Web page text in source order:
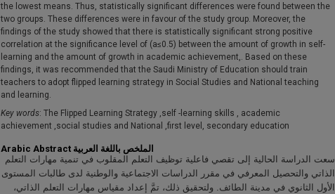
the lowest means. Thus, statistically significant differences were found between the
two groups. These differences were in favour of the study group. Moreover, the
findings of the study showed that there is statistically significant strong positive
correlation at the significance level of (a≤0.5) between the amount of growth in self-
learning and the amount of growth in academic achievement,. Based on these
findings, it was recommended that the Saudi Ministry of Education should train
teachers to adopt flipped learning strategy in Social Studies and National teaching
and learning.
Key words: The Flipped Learning Strategy ,self -learning skills , academic
achievement ,social studies and National ,first level, secondary education
Arabic Abstract الملخص باللغة العربية
سعت الدراسة الحالية إلى تقصي فاعلية توظيف التعلم المقلوب في تنمية مهارات التعلم
الذاتي والتحصيل المعرفي في مقرر الدراسات الاجتماعية والوطنية لدى طالبات المستوى
الأول الثانوي في مدينة الطائف. ولتحقيق ذلك، تمَّ إعداد مقياس مهارات التعلم الذاتي،